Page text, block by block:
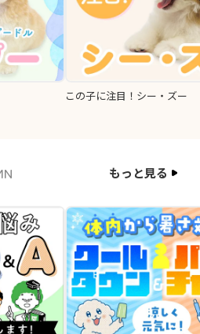
この子に注目！シー・ズー
もっと見る